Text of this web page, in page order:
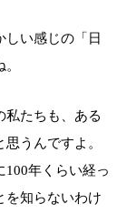
しい感じの「日
私たちも、ある
うんですよ。
100年くらい経っ
を知らないわけ